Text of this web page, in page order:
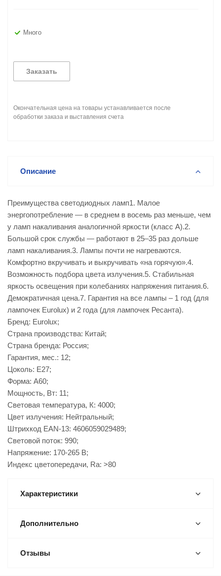
Много
Заказать
Окончательная цена на товары устанавливается после
обработки заказа и выставления счета
Описание
Преимущества светодиодных ламп1. Малое
энергопотребление — в среднем в восемь раз меньше, чем
у ламп накаливания аналогичной яркости (класс А).2.
Большой срок службы — работают в 25–35 раз дольше
ламп накаливания.3. Лампы почти не нагреваются.
Комфортно вкручивать и выкручивать «на горячую».4.
Возможность подбора цвета излучения.5. Стабильная
яркость освещения при колебаниях напряжения питания.6.
Демократичная цена.7. Гарантия на все лампы – 1 год (для
лампочек Eurolux) и 2 года (для лампочек Ресанта).
Бренд: Eurolux;
Страна производства: Китай;
Страна бренда: Россия;
Гарантия, мес.: 12;
Цоколь: E27;
Форма: A60;
Мощность, Вт: 11;
Световая температура, К: 4000;
Цвет излучения: Нейтральный;
Штрихкод EAN-13: 4606059029489;
Световой поток: 990;
Напряжение: 170-265 В;
Индекс цветопередачи, Ra: ˃80
Характеристики
Дополнительно
Отзывы